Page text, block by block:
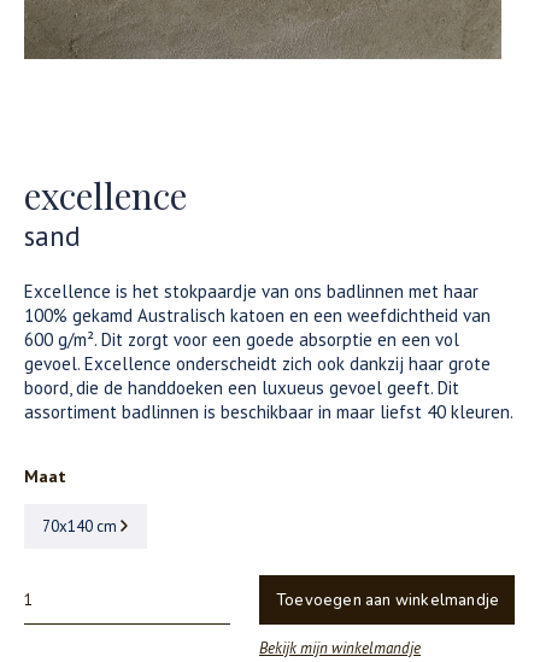
excellence
sand
Excellence is het stokpaardje van ons badlinnen met haar
100% gekamd Australisch katoen en een weefdichtheid van
600 g/m². Dit zorgt voor een goede absorptie en een vol
gevoel. Excellence onderscheidt zich ook dankzij haar grote
boord, die de handdoeken een luxueus gevoel geeft. Dit
assortiment badlinnen is beschikbaar in maar liefst 40 kleuren.
Maat
70x140 cm
Toevoegen aan winkelmandje
Bekijk mijn winkelmandje